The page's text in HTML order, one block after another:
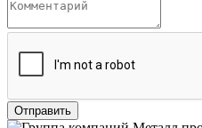
Отправить